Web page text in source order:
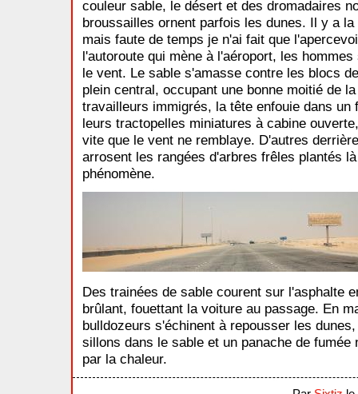
couleur sable, le désert et des dromadaires
broussailles ornent parfois les dunes. Il y a
mais faute de temps je n'ai fait que
l'autoroute qui mène à l'aéroport, les
le vent. Le sable s'amasse contre les blocs
plein central, occupant une bonne moitié de
travailleurs immigrés, la tête enfouie dans un
leurs tractopelles miniatures à cabine
vite que le vent ne remblaye. D'autres
arrosent les rangées d'arbres frêles plantés
phénomène.
Des trainées de sable courent sur l'asphalte
brûlant, fouettant la voiture au passage. En
bulldozeurs s'échinent à repousser les
sillons dans le sable et un panache de
par la chaleur.